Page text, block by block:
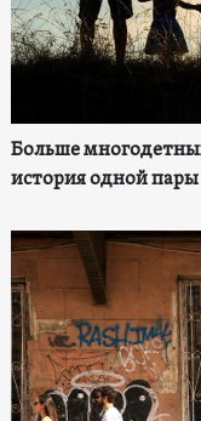
Больше
история одной